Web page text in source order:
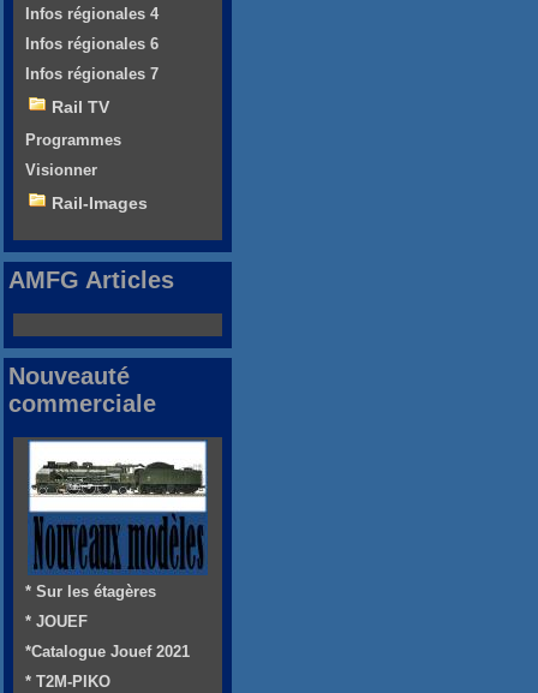
Infos régionales 4
Infos régionales 6
Infos régionales 7
Rail TV
Programmes
Visionner
Rail-Images
AMFG Articles
Nouveauté
commerciale
* Sur les étagères
* JOUEF
*Catalogue Jouef 2021
* T2M-PIKO